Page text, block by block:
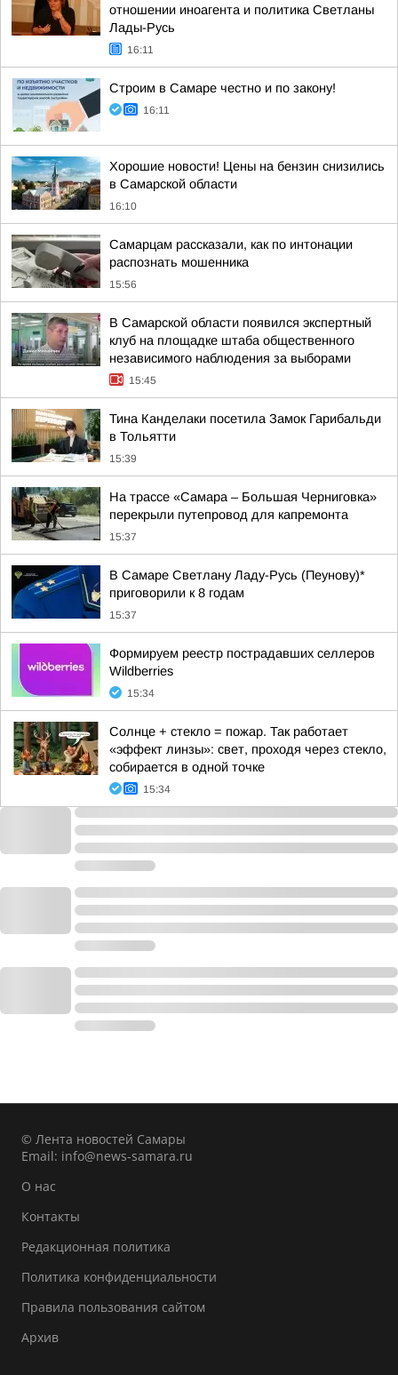
отношении иноагента и политика Светланы
Лады-Русь
16:11
Строим в Самаре честно и по закону!
16:11
Хорошие новости! Цены на бензин снизились
в Самарской области
16:10
Самарцам рассказали, как по интонации
распознать мошенника
15:56
В Самарской области появился экспертный
клуб на площадке штаба общественного
независимого наблюдения за выборами
15:45
Тина Канделаки посетила Замок Гарибальди
в Тольятти
15:39
На трассе «Самара – Большая Черниговка»
перекрыли путепровод для капремонта
15:37
В Самаре Светлану Ладу-Русь (Пеунову)*
приговорили к 8 годам
15:37
Формируем реестр пострадавших селлеров
Wildberries
15:34
Солнце + стекло = пожар. Так работает
«эффект линзы»: свет, проходя через стекло,
собирается в одной точке
15:34
© Лента новостей Самары
Email: info@news-samara.ru
О нас
Контакты
Редакционная политика
Политика конфиденциальности
Правила пользования сайтом
Архив